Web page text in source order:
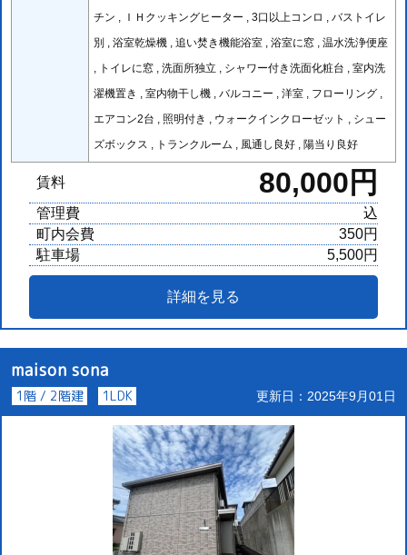
チン , ＩＨクッキングヒーター , 3口以上コンロ , バストイレ
別 , 浴室乾燥機 , 追い焚き機能浴室 , 浴室に窓 , 温水洗浄便座
, トイレに窓 , 洗面所独立 , シャワー付き洗面化粧台 , 室内洗
濯機置き , 室内物干し機 , バルコニー , 洋室 , フローリング ,
エアコン2台 , 照明付き , ウォークインクローゼット , シュー
ズボックス , トランクルーム , 風通し良好 , 陽当り良好
賃料 80,000円
管理費
込
町内会費
350円
駐車場
5,500円
詳細を見る
maison sona
1階 / 2階建 1LDK 更新日：2025年9月01日